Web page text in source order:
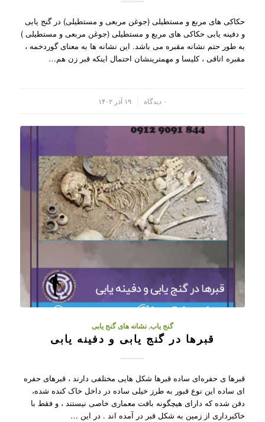
حکاکی های مربع و مستطیلی (جوغن مربعی و مستطیلی) در گنج یابی
و دفینه یابی حکاکی های مربع و مستطیلی (جوغن مربعی و مستطیلی )
به طور حتم نشانه مقبره می باشد. این نشانه ها به معنای گوردخمه ،
مقبره اتاقی ، کلیسا و مهمترینشان احتمال اینکه قبر زن هم…
۰ دیدگاه ۱۹ آذر ۱۴۰۲
گنج یاب,نشانه های گنج یابی
قبرها در گنج یابی و دفینه یابی
قبرها ی حفره‌ای ساده قبرها شکل هایی مختلفی دارند ، قبرهای حفره
ای ساده این نوع قبور به طرز خیلی ساده در داخل خاک کنده شده،
دفن شده که دارای هیچگونه بافت معماری خاصی نیستند ، و فقط با
خاکبرداری از زمین به شکل قبر در آمده اند . در این …